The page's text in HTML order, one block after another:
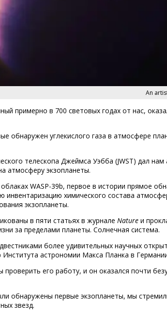
An
примерно в 700 световых годах от нас,
обнаружен углекислого газа в атмосфере
телескопа Джеймса Уэбба (JWST) дал
атмосферу экзопланеты.
WASP-39b, первое в истории прямое
инвентаризацию химического состава
экзопланеты.
в пяти статьях в журнале Nature и
за пределами планеты. Солнечная система.
более удивительных научных
астрономии Макса Планка в
его работу, и он оказался почти
обнаружены первые экзопланеты, мы
звезд.